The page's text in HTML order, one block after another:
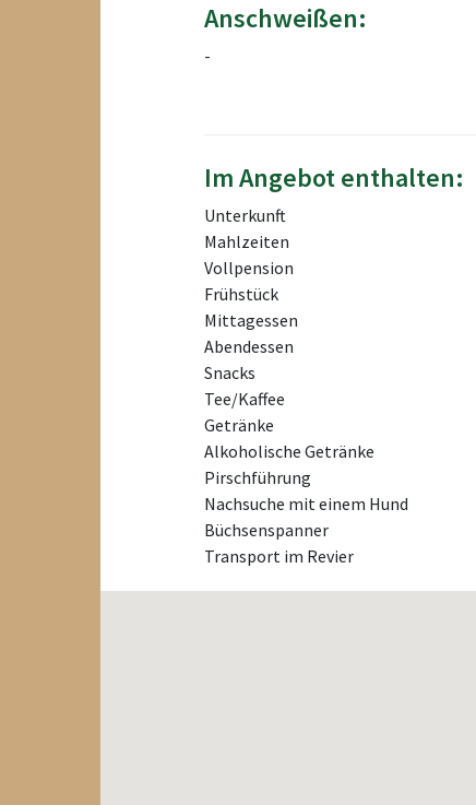
Anschweißen:
-
Im Angebot enthalten:
Unterkunft
Mahlzeiten
Vollpension
Frühstück
Mittagessen
Abendessen
Snacks
Tee/Kaffee
Getränke
Alkoholische Getränke
Pirschführung
Nachsuche mit einem Hund
Büchsenspanner
Transport im Revier